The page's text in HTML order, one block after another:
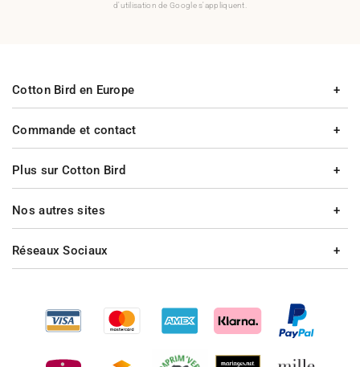
d'utilisation de Google s'appliquent.
Commande et contact
Plus sur Cotton Bird
Cotton Bird en Europe
Nos autres sites
Réseaux Sociaux